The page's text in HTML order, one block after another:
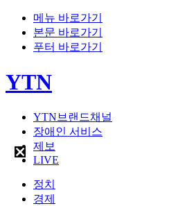
메뉴 바로가기
본문 바로가기
푸터 바로가기
YTN
YTN브랜드채널
장애인 서비스
제보
LIVE
정치
경제